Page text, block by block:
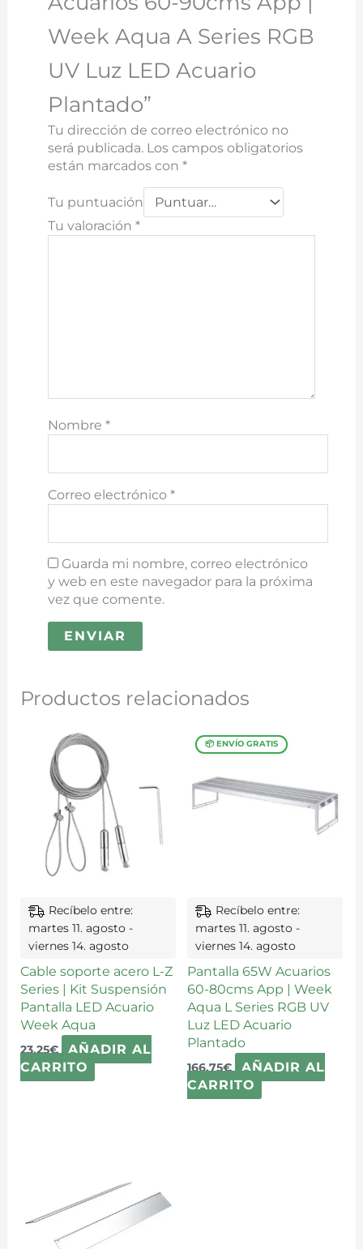
Week Aqua A Series RGB
UV Luz LED Acuario
Plantado”
Tu dirección de correo electrónico no
será publicada. Los campos obligatorios
están marcados con *
Tu puntuación
Tu valoración *
Nombre *
Correo electrónico *
Guarda mi nombre, correo electrónico
y web en este navegador para la próxima
vez que comente.
Productos relacionados
Recíbelo entre:
martes 11. agosto -
viernes 14. agosto
Cable soporte acero L-Z
Series | Kit Suspensión
Pantalla LED Acuario
Week Aqua
23,25€
AÑADIR AL
CARRITO
Recíbelo entre:
martes 11. agosto -
viernes 14. agosto
Pantalla 65W Acuarios
60-80cms App | Week
Aqua L Series RGB UV
Luz LED Acuario
Plantado
166,75€
AÑADIR AL
CARRITO